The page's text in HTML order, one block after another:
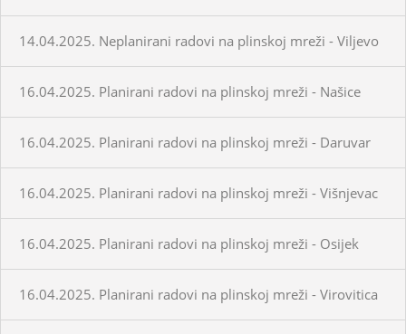
14.04.2025. Neplanirani radovi na plinskoj mreži - Viljevo
16.04.2025. Planirani radovi na plinskoj mreži - Našice
16.04.2025. Planirani radovi na plinskoj mreži - Daruvar
16.04.2025. Planirani radovi na plinskoj mreži - Višnjevac
16.04.2025. Planirani radovi na plinskoj mreži - Osijek
16.04.2025. Planirani radovi na plinskoj mreži - Virovitica